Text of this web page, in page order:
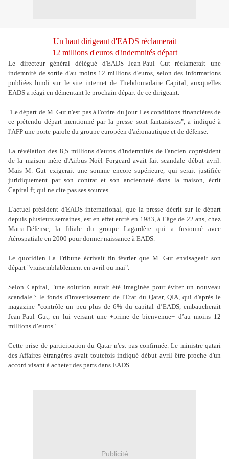
Un haut dirigeant d'EADS réclamerait
12 millions d'euros d'indemnités départ
Le directeur général délégué d'EADS Jean-Paul Gut réclamerait une
indemnité de sortie d'au moins 12 millions d'euros, selon des informations
publiées lundi sur le site internet de l'hebdomadaire Capital, auxquelles
EADS a réagi en démentant le prochain départ de ce dirigeant.
"Le départ de M. Gut n'est pas à l'ordre du jour. Les conditions financières de
ce prétendu départ mentionné par la presse sont fantaisistes", a indiqué à
l'AFP une porte-parole du groupe européen d'aéronautique et de défense.
La révélation des 8,5 millions d'euros d'indemnités de l'ancien coprésident
de la maison mère d'Airbus Noël Forgeard avait fait scandale début avril.
Mais M. Gut exigerait une somme encore supérieure, qui serait justifiée
juridiquement par son contrat et son ancienneté dans la maison, écrit
Capital.fr, qui ne cite pas ses sources.
L'actuel président d'EADS international, que la presse décrit sur le départ
depuis plusieurs semaines, est en effet entré en 1983, à l’âge de 22 ans, chez
Matra-Défense, la filiale du groupe Lagardère qui a fusionné avec
Aérospatiale en 2000 pour donner naissance à EADS.
Le quotidien La Tribune écrivait fin février que M. Gut envisageait son
départ "vraisemblablement en avril ou mai".
Selon Capital, "une solution aurait été imaginée pour éviter un nouveau
scandale": le fonds d'investissement de l'Etat du Qatar, QIA, qui d'après le
magazine "contrôle un peu plus de 6% du capital d’EADS, embaucherait
Jean-Paul Gut, en lui versant une +prime de bienvenue+ d’au moins 12
millions d’euros".
Cette prise de participation du Qatar n'est pas confirmée. Le ministre qatari
des Affaires étrangères avait toutefois indiqué début avril être proche d'un
accord visant à acheter des parts dans EADS.
Publicité